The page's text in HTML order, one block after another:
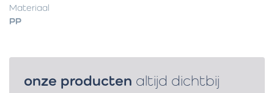
Materiaal
PP
onze producten altijd dichtbij